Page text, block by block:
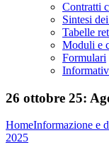
Contratti
Sintesi
Tabelle
Moduli e
Formulari
26 ottobre 25:
HomeInformazione e
2025